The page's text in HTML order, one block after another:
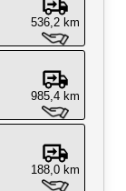
536,2 km
985,4 km
188,0 km